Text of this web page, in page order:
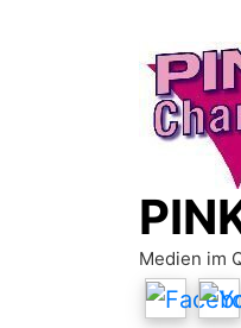
Medien im